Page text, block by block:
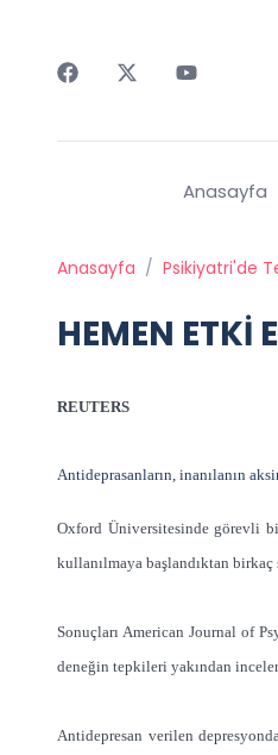
Anasayfa
Anasayfa / Psikiyatri'de
HEMEN ETKİ
REUTERS
Antideprasanların, inanılanın
Oxford Üniversitesinde görevli
kullanılmaya başlandıktan
Sonuçları American Journal of
deneğin tepkileri yakından
Antidepresan verilen